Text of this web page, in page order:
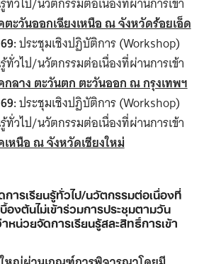
ะวันออกเฉียงเหนือ ณ จังหวัดร้อยเอ็ด
ประชุมเชิงปฏิบัติการ (Workshop)
ทั่วไป/นวัตกรรมต่อเนื่องที่ผ่านการเข้า
ลาง ตะวันตก ตะวันออก ณ กรุงเทพฯ
ประชุมเชิงปฏิบัติการ (Workshop)
ทั่วไป/นวัตกรรมต่อเนื่องที่ผ่านการเข้า
หนือ ณ จังหวัดเชียงใหม่
ารเรียนรู้ทั่วไป/นวัตกรรมต่อเนื่องที่
งต้นไม่เข้าร่วมการประชุมตามวัน
หน่วยจัดการเรียนรู้สละสิทธิ์การเข้า